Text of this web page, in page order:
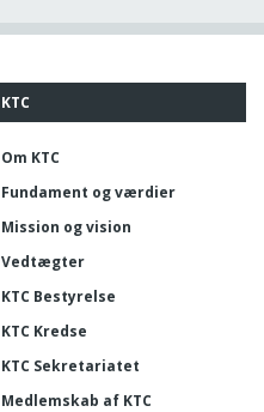
KTC
Om KTC
Fundament og værdier
Mission og vision
Vedtægter
KTC Bestyrelse
KTC Kredse
KTC Sekretariatet
Medlemskab af KTC